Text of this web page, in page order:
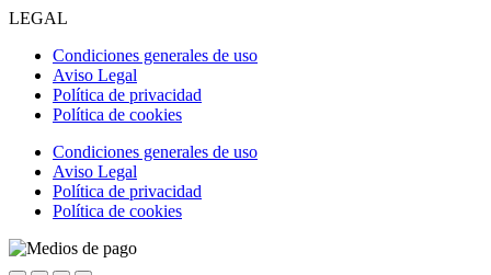
LEGAL
Condiciones generales de uso
Aviso Legal
Política de privacidad
Política de cookies
Condiciones generales de uso
Aviso Legal
Política de privacidad
Política de cookies